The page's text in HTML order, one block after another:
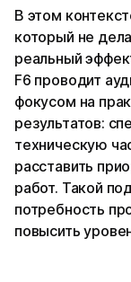
В этом
который не
реальный
F6 проводит
фокусом на
результатов:
техническую
расставить
работ. Такой
потребность
повысить